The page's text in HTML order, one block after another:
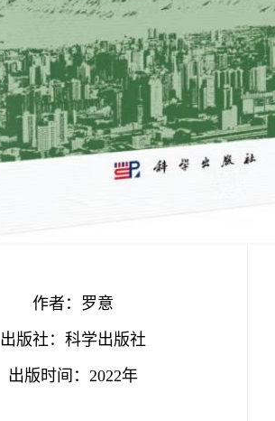
作者：罗意
出版社：科学出版社
出版时间：2022年